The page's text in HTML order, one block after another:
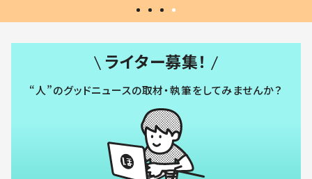
ライター募集！
“人”のグッドニュースの取材・執筆をしてみませんか？